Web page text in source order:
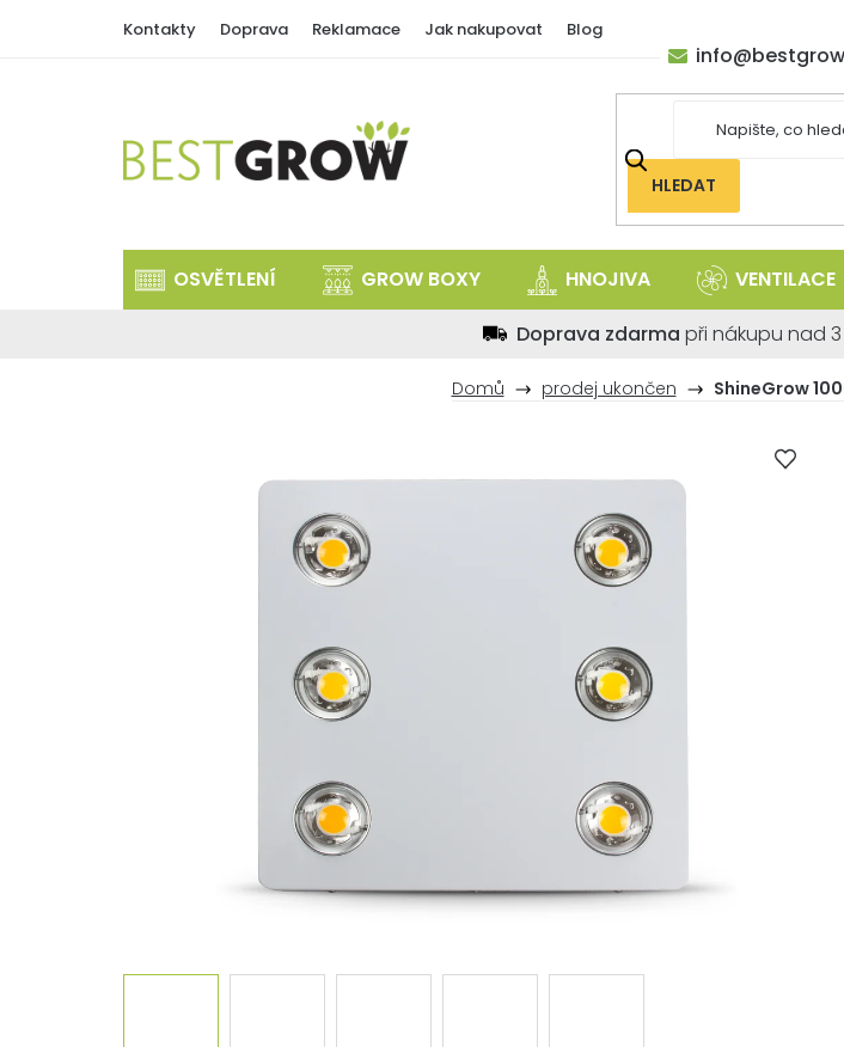
Kontakty Doprava Reklamace Jak nakupovat Blog
HLEDAT
info@
OSVĚTLENÍ GROW BOXY HNOJIVA VENTILACE
Doprava zdarma při nákupu nad
Domů prodej ukončen ShineGrow